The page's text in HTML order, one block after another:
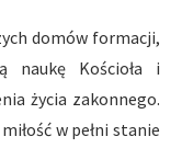
domów formacji,
naukę Kościoła i
życia zakonnego.
w pełni stanie